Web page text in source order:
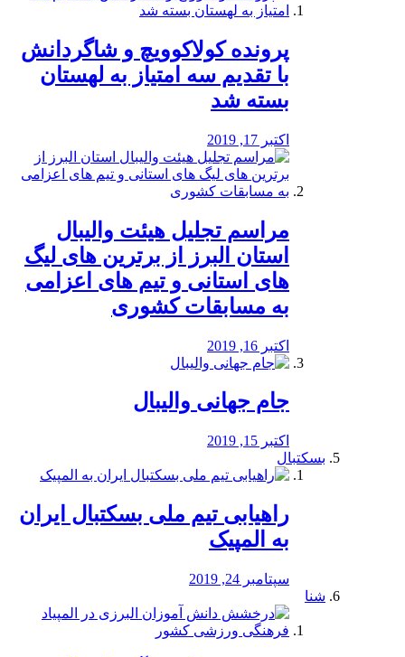
پرونده کولاکوویچ و شاگردانش
با تقدیم سه امتیاز به لهستان
بسته شد
اکتبر 17, 2019
مراسم تجلیل هیئت والیبال
استان البرز از برترین های لیگ
های استانی و تیم های اعزامی
به مسابقات کشوری
اکتبر 16, 2019
جام جهانی والیبال
اکتبر 15, 2019
بسکتبال
راهیابی تیم ملی بسکتبال ایران
به المپیک
سپتامبر 24, 2019
شنا